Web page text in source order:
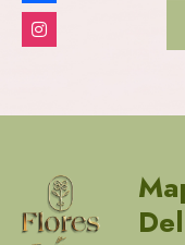
Del